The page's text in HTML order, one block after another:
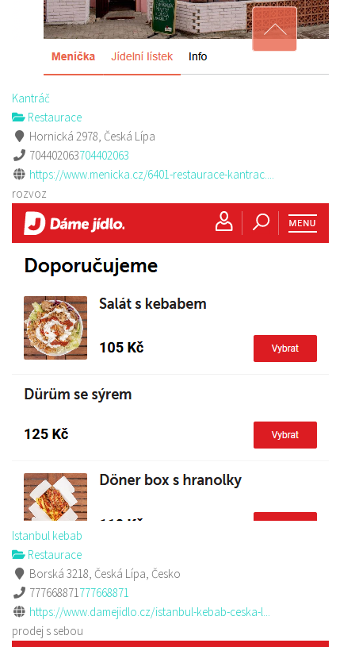
Kantráč
Restaurace
Hornická 2978, Česká Lípa
704402063704402063
https://www.menicka.cz/6401-restaurace-kantrac....
rozvoz
Istanbul kebab
Restaurace
Borská 3218, Česká Lípa, Česko
777668871777668871
https://www.damejidlo.cz/istanbul-kebab-ceska-l...
prodej s sebou